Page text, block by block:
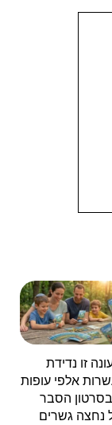
זו נדידת
אלפי עופות
הסבר
נחצה גשרים